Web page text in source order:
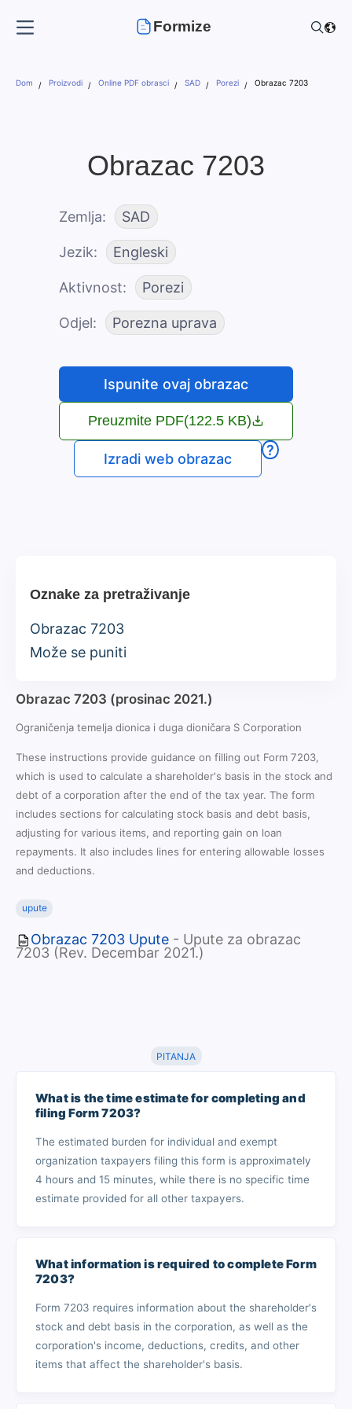
Formize
Dom Proizvodi Online PDF obrasci SAD Porezi Obrazac 7203
Obrazac 7203
Zemlja SAD
Jezik Engleski
Aktivnost Porezi
Odjel Porezna uprava
Ispunite ovaj obrazac
Preuzmite PDF(122.5 KB)
Izradi web obrazac
?
Obrazac 7203 (prosinac 2021.)
Ograničenja temelja dionica i duga dioničara S Corporation
These instructions provide guidance on filling out Form 7203,
which is used to calculate a shareholder's basis in the stock and
debt of a corporation after the end of the tax year. The form
includes sections for calculating stock basis and debt basis,
adjusting for various items, and reporting gain on loan
repayments. It also includes lines for entering allowable losses
and deductions.
upute
Obrazac 7203 Upute - Upute za obrazac
7203 (Rev. Decembar 2021.)
Oznake za pretraživanje
Obrazac 7203
Može se puniti
PITANJA
What is the time estimate for completing and
filing Form 7203?
The estimated burden for individual and exempt
organization taxpayers filing this form is approximately
4 hours and 15 minutes, while there is no specific time
estimate provided for all other taxpayers.
What information is required to complete Form
7203?
Form 7203 requires information about the shareholder's
stock and debt basis in the corporation, as well as the
corporation's income, deductions, credits, and other
items that affect the shareholder's basis.